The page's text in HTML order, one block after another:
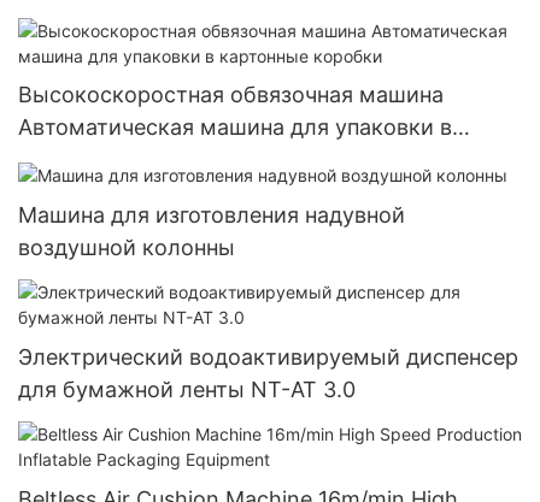
обвязочная машина
Высокоскоростная обвязочная машина
Автоматическая машина для упаковки в
картонные коробки
Машина для изготовления надувной
воздушной колонны
Электрический водоактивируемый диспенсер
для бумажной ленты NT-AT 3.0